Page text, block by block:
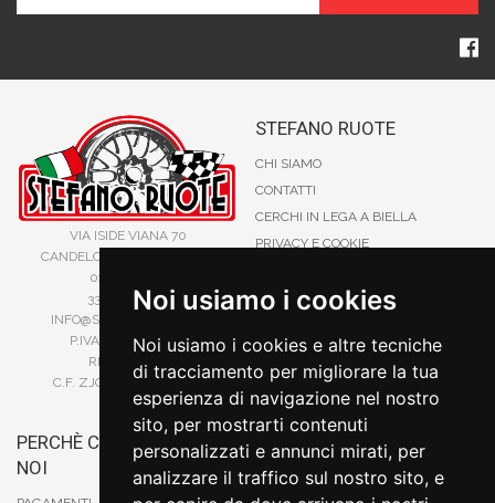
Noi usiamo i cookies
Noi usiamo i cookies e altre tecniche
di tracciamento per migliorare la tua
esperienza di navigazione nel nostro
sito, per mostrarti contenuti
personalizzati e annunci mirati, per
analizzare il traffico sul nostro sito, e
VIA ISIDE VIANA 70
CANDELO, 13878, BIELLA (BI)
015 253 84 41
338 88 62 542
INFO@STEFANORUOTE.IT
P.IVA 02525900029
REA BI193453
C.F. ZJOSFN73H14A859X
STEFANO RUOTE
CHI SIAMO
CONTATTI
CERCHI IN LEGA A BIELLA
PRIVACY E COOKIE
SITE MAP
PERCHÈ COMPRARE DA
NOI